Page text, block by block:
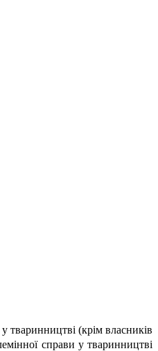
тваринництві (крім власників
справи у тваринництві